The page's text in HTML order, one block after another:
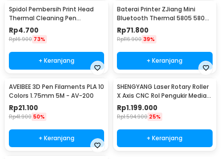
Spidol Pembersih Print Head
Thermal Cleaning Pen
Maintenance IPA 98%
Rp4.700
Rp16.900 73%
+ Keranjang
Baterai Printer ZJiang Mini
Bluetooth Thermal 5805 5802
5807 1500mAh - 58LYDD-ZJ
Rp71.800
Rp116.900 39%
+ Keranjang
AVEIBEE 3D Pen Filaments PLA 10
Colors 1.75mm 5M - AV-200
Rp21.100
Rp41.900 50%
+ Keranjang
SHENGYANG Laser Rotary Roller
X Axis CNC Rol Pengukir Media
Grafir - LW-0688
Rp1.199.000
Rp1.594.900 25%
+ Keranjang